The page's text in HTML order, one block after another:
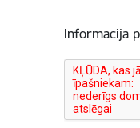
Informācija